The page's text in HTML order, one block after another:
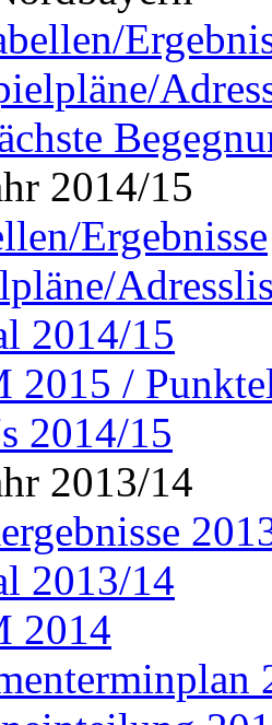
2014/15
Ergebnisse
2014/15
2015 /
2014/15
2013/14
2013/14
2014